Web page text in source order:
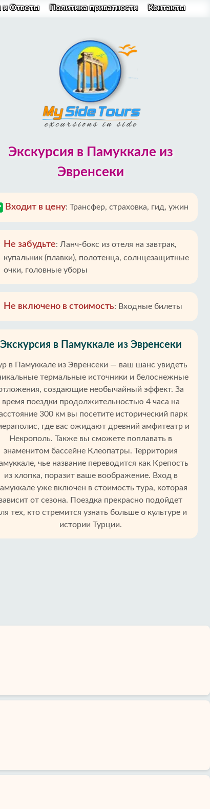
и Ответы Политика приватности Контакты
Экскурсия в Памуккале из
Эвренсеки
Входит в цену: Трансфер, страховка, гид, ужин
Не забудьте: Ланч-бокс из отеля на завтрак,
купальник (плавки), полотенца, солнцезащитные
очки, головные уборы
Не включено в стоимость: Входные билеты
Экскурсия в Памуккале из Эвренсеки
в Памуккале из Эвренсеки — ваш шанс увидеть
термальные источники и белоснежные
создающие необычайный эффект. За
время поездки продолжительностью 4 часа на
300 км вы посетите исторический парк
где вас ожидают древний амфитеатр и
Некрополь. Также вы сможете поплавать в
знаменитом бассейне Клеопатры. Территория
чье название переводится как Крепость
из хлопка, поразит ваше воображение. Вход в
уже включен в стоимость тура, которая
от сезона. Поездка прекрасно подойдет
тех, кто стремится узнать больше о культуре и
истории Турции.